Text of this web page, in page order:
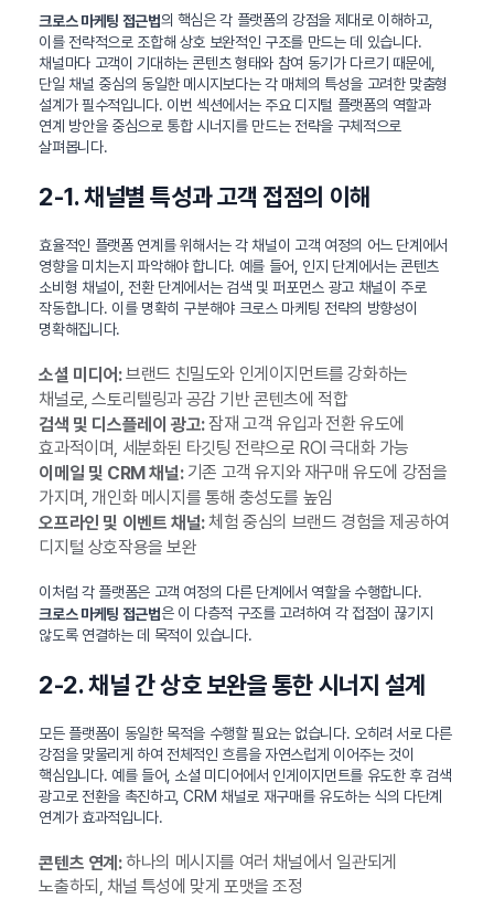
크로스 마케팅 접근법의 핵심은 각 플랫폼의 강점을 제대로 이해하고,
이를 전략적으로 조합해 상호 보완적인 구조를 만드는 데 있습니다.
채널마다 고객이 기대하는 콘텐츠 형태와 참여 동기가 다르기 때문에,
단일 채널 중심의 동일한 메시지보다는 각 매체의 특성을 고려한 맞춤형
설계가 필수적입니다. 이번 섹션에서는 주요 디지털 플랫폼의 역할과
연계 방안을 중심으로 통합 시너지를 만드는 전략을 구체적으로
살펴봅니다.
2-1. 채널별 특성과 고객 접점의 이해
효율적인 플랫폼 연계를 위해서는 각 채널이 고객 여정의 어느 단계에서
영향을 미치는지 파악해야 합니다. 예를 들어, 인지 단계에서는 콘텐츠
소비형 채널이, 전환 단계에서는 검색 및 퍼포먼스 광고 채널이 주로
작동합니다. 이를 명확히 구분해야 크로스 마케팅 전략의 방향성이
명확해집니다.
소셜 미디어:브랜드 친밀도와 인게이지먼트를 강화하는
채널로, 스토리텔링과 공감 기반 콘텐츠에 적합
검색 및 디스플레이 광고:잠재 고객 유입과 전환 유도에
효과적이며, 세분화된 타깃팅 전략으로 ROI 극대화 가능
이메일 및 CRM 채널:기존 고객 유지와 재구매 유도에 강점을
가지며, 개인화 메시지를 통해 충성도를 높임
오프라인 및 이벤트 채널:체험 중심의 브랜드 경험을 제공하여
디지털 상호작용을 보완
이처럼 각 플랫폼은 고객 여정의 다른 단계에서 역할을 수행합니다.
크로스 마케팅 접근법은 이 다층적 구조를 고려하여 각 접점이 끊기지
않도록 연결하는 데 목적이 있습니다.
2-2. 채널 간 상호 보완을 통한 시너지 설계
모든 플랫폼이 동일한 목적을 수행할 필요는 없습니다. 오히려 서로 다른
강점을 맞물리게 하여 전체적인 흐름을 자연스럽게 이어주는 것이
핵심입니다. 예를 들어, 소셜 미디어에서 인게이지먼트를 유도한 후 검색
광고로 전환을 촉진하고, CRM 채널로 재구매를 유도하는 식의 다단계
연계가 효과적입니다.
콘텐츠 연계:하나의 메시지를 여러 채널에서 일관되게
노출하되, 채널 특성에 맞게 포맷을 조정